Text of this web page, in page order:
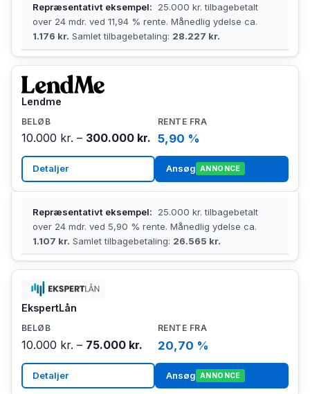
Repræsentativt eksempel:
25.000 kr. tilbagebetalt
over 24 mdr. ved 11,94 % rente. Månedlig ydelse ca.
1.176 kr. Samlet tilbagebetaling: 28.227 kr.
Lendme
10.000 kr. – 300.000 kr. 5,90 %
Detaljer Ansøg ANNONCE
Repræsentativt eksempel:
25.000 kr. tilbagebetalt
over 24 mdr. ved 5,90 % rente. Månedlig ydelse ca.
1.107 kr. Samlet tilbagebetaling: 26.565 kr.
EkspertLån
10.000 kr. – 75.000 kr. 20,70 %
Detaljer Ansøg ANNONCE